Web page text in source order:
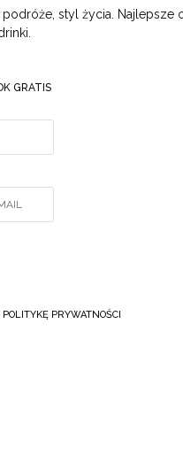
podróże, styl życia. Najlepsze
GRATIS
POLITYKĘ PRYWATNOŚCI